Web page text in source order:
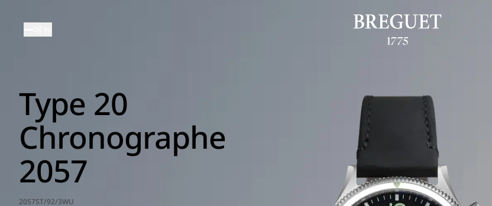
Type 20
Chronographe
2057
2057ST/92/3WU